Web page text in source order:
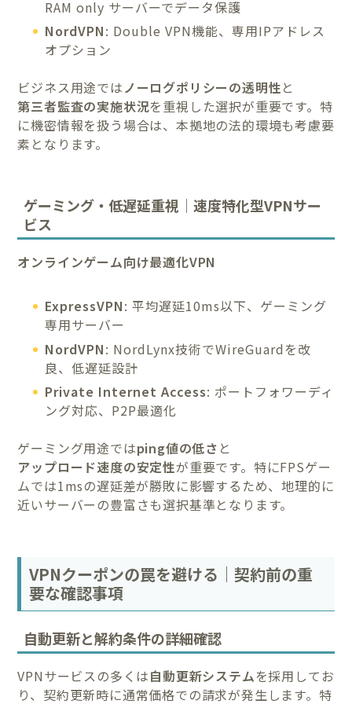
RAM only サーバーでデータ保護
NordVPN: Double VPN機能、専用IPアドレス
オプション
ビジネス用途ではノーログポリシーの透明性と
第三者監査の実施状況を重視した選択が重要です。特
に機密情報を扱う場合は、本拠地の法的環境も考慮要
素となります。
ゲーミング・低遅延重視｜速度特化型VPNサー
ビス
オンラインゲーム向け最適化VPN
ExpressVPN: 平均遅延10ms以下、ゲーミング
専用サーバー
NordVPN: NordLynx技術でWireGuardを改
良、低遅延設計
Private Internet Access: ポートフォワーディ
ング対応、P2P最適化
ゲーミング用途ではping値の低さ と
アップロード速度の安定性が重要です。特にFPSゲー
ムでは1msの遅延差が勝敗に影響するため、地理的に
近いサーバーの豊富さも選択基準となります。
VPNクーポンの罠を避ける｜契約前の重
要な確認事項
自動更新と解約条件の詳細確認
VPNサービスの多くは自動更新システムを採用してお
り、契約更新時に通常価格での請求が発生します。特